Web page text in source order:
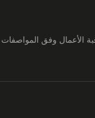
وفق المواصفات